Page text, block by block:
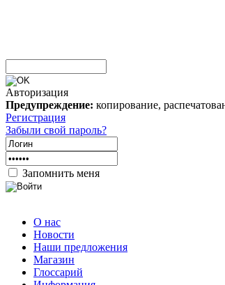
Авторизация
Предупреждение: копирование,
Регистрация
Забыли свой пароль?
Запомнить меня
О нас
Новости
Наши предложения
Магазин
Глоссарий